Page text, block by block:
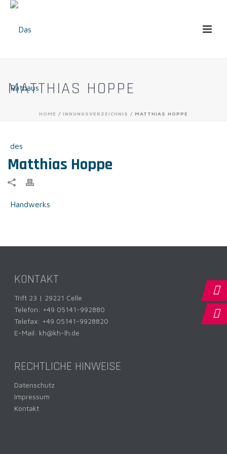
MATTHIAS HOPPE
HOME / INNUNGSVERZEICHNIS / MATTHIAS HOPPE
Matthias Hoppe
KONTAKT
Trift 23 | 29221 Celle
Telefon: +49 05141-992880
Telefax: +49 05141-9928820
E-Mail: kh@kh-lh.de
RECHTLICHE HINWEISE
Datenschutz
Impressum
Kontakt